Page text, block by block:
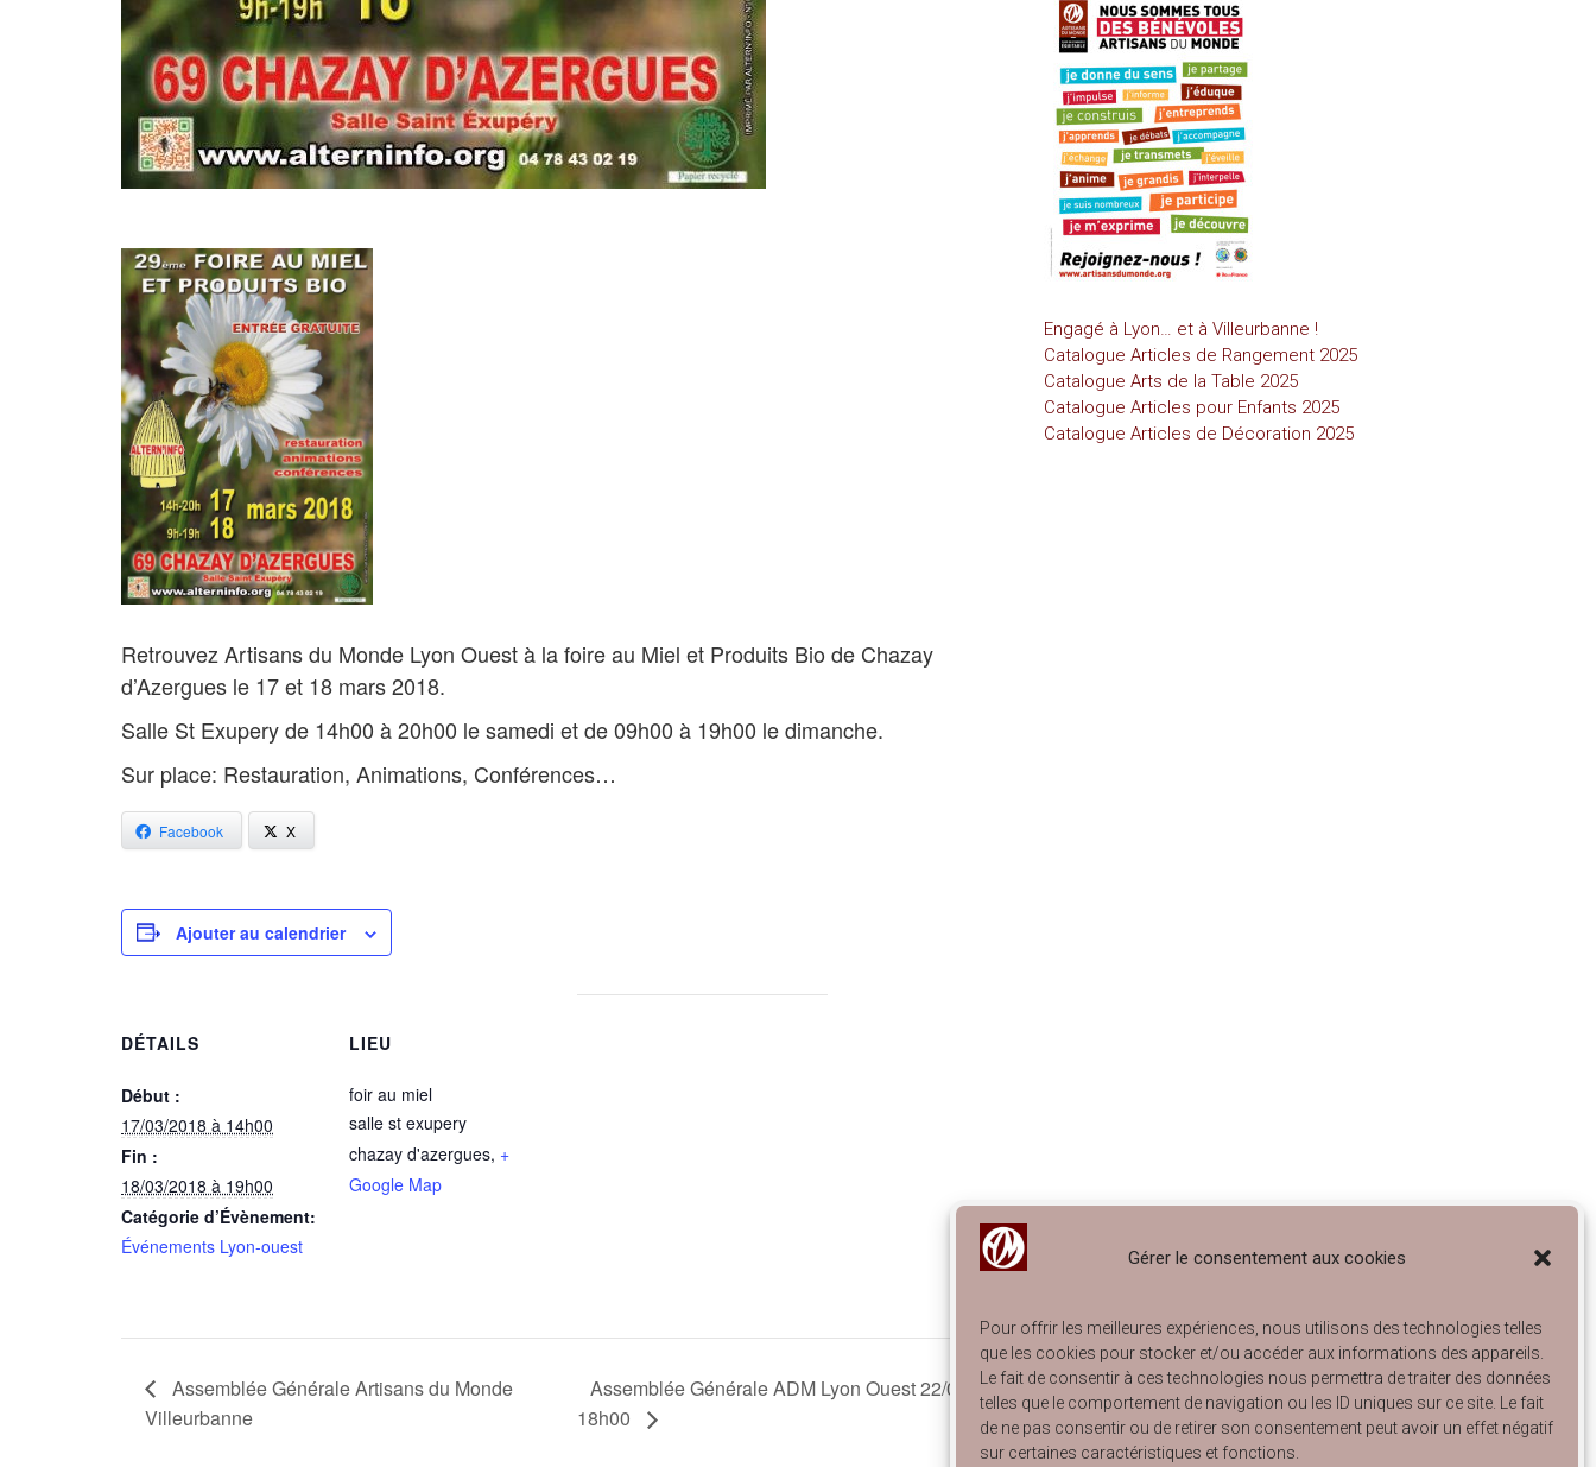
Gérer le consentement aux cookies
Pour offrir les meilleures expériences, nous utilisons des technologies telles
que les cookies pour stocker et/ou accéder aux informations des appareils.
Le fait de consentir à ces technologies nous permettra de traiter des données
telles que le comportement de navigation ou les ID uniques sur ce site. Le fait
de ne pas consentir ou de retirer son consentement peut avoir un effet négatif
sur certaines caractéristiques et fonctions.
Retrouvez Artisans du Monde Lyon Ouest à la foire au Miel et Produits Bio de Chazay
d’Azergues le 17 et 18 mars 2018.
Salle St Exupery de 14h00 à 20h00 le samedi et de 09h00 à 19h00 le dimanche.
Sur place: Restauration, Animations, Conférences…
Facebook X
Ajouter au calendrier
DÉTAILS
Début :
17/03/2018 à 14h00
Fin :
18/03/2018 à 19h00
Catégorie d’Évènement:
Événements Lyon-ouest
LIEU
foir au miel
salle st exupery
chazay d'azergues, +
Google Map
Assemblée Générale Artisans du Monde
Villeurbanne
Assemblée Générale ADM Lyon Ouest 22/03
18h00
Engagé à Lyon… et à Villeurbanne !
Catalogue Articles de Rangement 2025
Catalogue Arts de la Table 2025
Catalogue Articles pour Enfants 2025
Catalogue Articles de Décoration 2025